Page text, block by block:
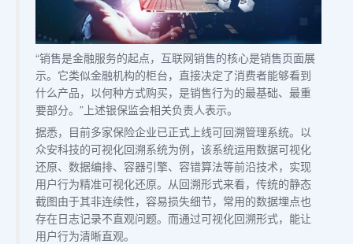
“销售是金融服务的起点，互联网销售的核心是销售页面展
示。它类似金融机构的柜台，直接决定了消费者能够看到
什么产品，以何种方式购买，是销售行为的最基础、最重
要部分。”上述银保监会相关负责人表示。
据悉，目前多家保险企业已正式上线可回溯管理系统。以
众安科技的可视化回溯系统为例，该系统运用数据可视化
还原、数据编排、容器引擎、容错算法等前沿技术，实现
用户行为精准可视化还原。从回溯形式来看，传统的静态
截图由于其非连续性，容易损失细节，常用的数据埋点也
存在日志记录不直观问题。而通过可视化回溯形式，能让
用户行为清晰直观。